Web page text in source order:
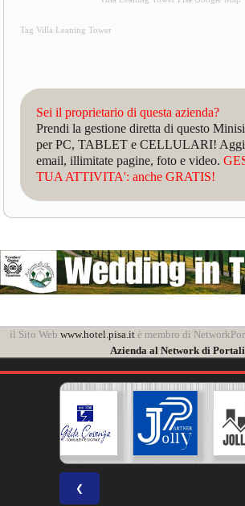
Tag Villa Leaning Tower
Sei il proprietario di questa azienda?
Prendi la gestione diretta di questo
per PC, TABLET e CELLULARI!
email, illimitate pagine, foto e video.
TUA ATTIVITA': anche GRATIS!
il Sito Web www.hotel.pisa.itè membro di
Azienda al Network di Portali
❮